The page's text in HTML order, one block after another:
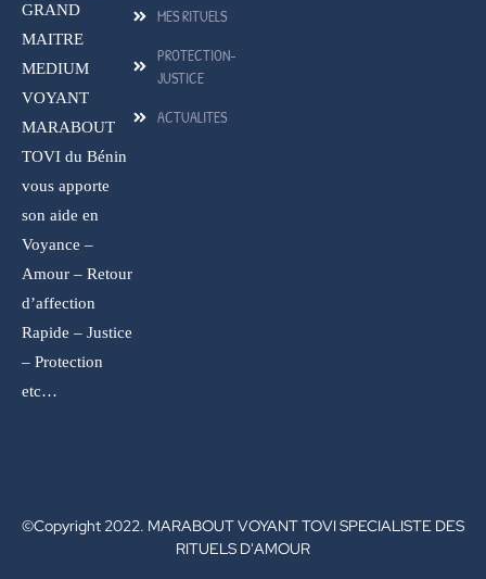
GRAND
MAITRE
MEDIUM
VOYANT
MARABOUT
TOVI du Bénin
vous apporte
son aide en
Voyance –
Amour – Retour
d’affection
Rapide – Justice
– Protection
etc…
MES RITUELS
PROTECTION-
JUSTICE
ACTUALITES
©Copyright 2022. MARABOUT VOYANT TOVI SPECIALISTE DES
RITUELS D'AMOUR